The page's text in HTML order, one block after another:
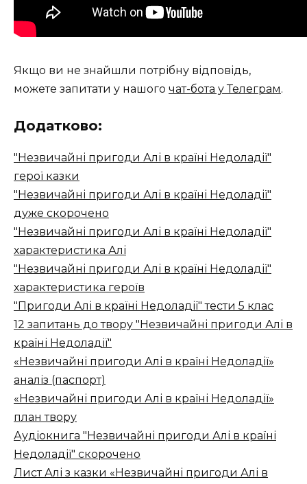
Якщо ви не знайшли потрібну відповідь,
можете запитати у нашого чат-бота у Телеграм.
Додатково:
"Незвичайні пригоди Алі в країні Недоладії"
герої казки
"Незвичайні пригоди Алі в країні Недоладії"
дуже скорочено
"Незвичайні пригоди Алі в країні Недоладії"
характеристика Алі
"Незвичайні пригоди Алі в країні Недоладії"
характеристика героїв
"Пригоди Алі в країні Недоладії" тести 5 клас
12 запитань до твору "Незвичайні пригоди Алі в
країні Недоладії"
«Незвичайні пригоди Алі в країні Недоладії»
аналіз (паспорт)
«Незвичайні пригоди Алі в країні Недоладії»
план твору
Аудіокнига "Незвичайні пригоди Алі в країні
Недоладії" скорочено
Лист Алі з казки «Незвичайні пригоди Алі в